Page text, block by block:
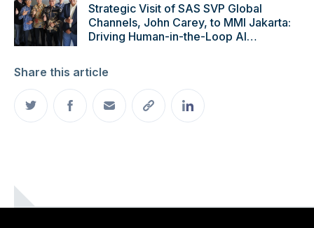
Strategic Visit of SAS SVP Global
Channels, John Carey, to MMI Jakarta:
Driving Human-in-the-Loop AI
Share this article